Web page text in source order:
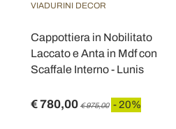
VIADURINI DECOR
Cappottiera in Nobilitato
Laccato e Anta in Mdf con
Scaffale Interno - Lunis
€ 780,00 € 975,00 - 20%